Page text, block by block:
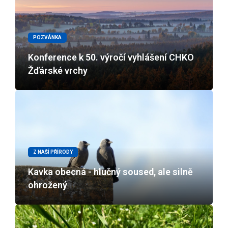
POZVÁNKA
Konference k 50. výročí vyhlášení CHKO
Žďárské vrchy
Z NAŠÍ PŘÍRODY
Kavka obecná - hlučný soused, ale silně
ohrožený